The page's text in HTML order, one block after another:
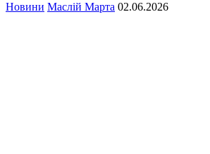
Новини Маслій Марта 02.06.2026